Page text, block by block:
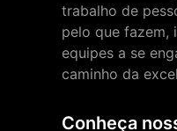
trabalho de
pelo que fazem,
equipes a se
caminho da
Conheça